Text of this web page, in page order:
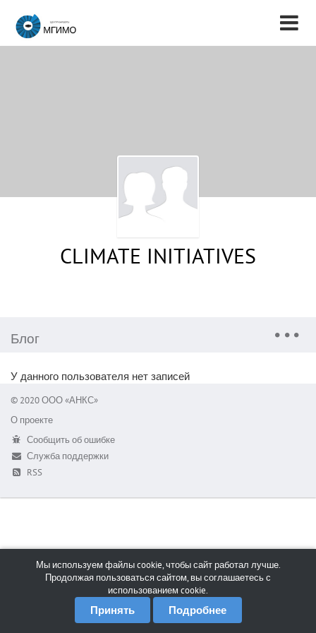
CLIMATE INITIATIVES
Блог
У данного пользователя нет записей
© 2020 ООО «АНКС»
О проекте
Сообщить об ошибке
Служба поддержки
RSS
Мы используем файлы cookie, чтобы сайт работал лучше.
Продолжая пользоваться сайтом, вы соглашаетесь с
использованием cookie.
Принять Подробнее